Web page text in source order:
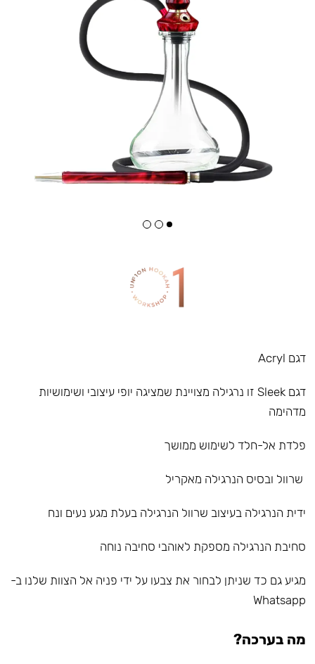
דגם Acryl
דגם Sleek זו נרגילה מצויינת שמציגה יופי עיצובי ושימושיות
מדהימה
פלדת אל-חלד לשימוש ממושך
שרוול ובסיס הנרגילה מאקריל
ידית הנרגילה בעיצוב שרוול הנרגילה בעלת מגע נעים ונח
סחיבת הנרגילה מספקת לאוהבי סחיבה נוחה
מגיע גם כד שניתן לבחור את צבעו על ידי פניה אל הצוות שלנו ב-
Whatsapp
מה בערכה?